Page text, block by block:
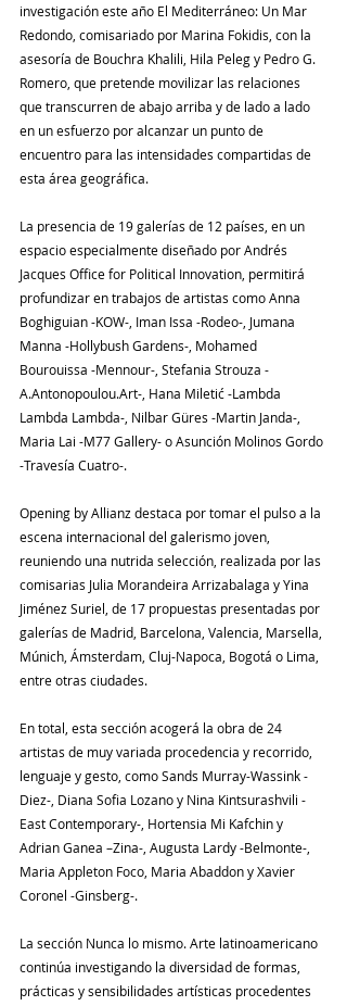
investigación este año El Mediterráneo: Un Mar
Redondo, comisariado por Marina Fokidis, con la
asesoría de Bouchra Khalili, Hila Peleg y Pedro G.
Romero, que pretende movilizar las relaciones
que transcurren de abajo arriba y de lado a lado
en un esfuerzo por alcanzar un punto de
encuentro para las intensidades compartidas de
esta área geográfica.
La presencia de 19 galerías de 12 países, en un
espacio especialmente diseñado por Andrés
Jacques Office for Political Innovation, permitirá
profundizar en trabajos de artistas como Anna
Boghiguian -KOW-, Iman Issa -Rodeo-, Jumana
Manna -Hollybush Gardens-, Mohamed
Bourouissa -Mennour-, Stefania Strouza -
A.Antonopoulou.Art-, Hana Miletić -Lambda
Lambda Lambda-, Nilbar Güres -Martin Janda-,
Maria Lai -M77 Gallery- o Asunción Molinos Gordo
-Travesía Cuatro-.
Opening by Allianz destaca por tomar el pulso a la
escena internacional del galerismo joven,
reuniendo una nutrida selección, realizada por las
comisarias Julia Morandeira Arrizabalaga y Yina
Jiménez Suriel, de 17 propuestas presentadas por
galerías de Madrid, Barcelona, Valencia, Marsella,
Múnich, Ámsterdam, Cluj-Napoca, Bogotá o Lima,
entre otras ciudades.
En total, esta sección acogerá la obra de 24
artistas de muy variada procedencia y recorrido,
lenguaje y gesto, como Sands Murray-Wassink -
Diez-, Diana Sofia Lozano y Nina Kintsurashvili -
East Contemporary-, Hortensia Mi Kafchin y
Adrian Ganea –Zina-, Augusta Lardy -Belmonte-,
Maria Appleton Foco, Maria Abaddon y Xavier
Coronel -Ginsberg-.
La sección Nunca lo mismo. Arte latinoamericano
continúa investigando la diversidad de formas,
prácticas y sensibilidades artísticas procedentes